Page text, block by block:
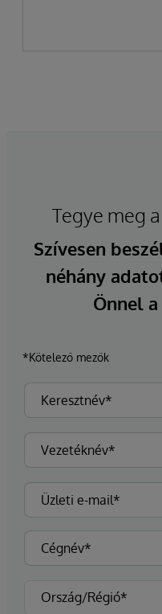
Tegye meg
Szívesen
néhány
Önnel
*Kötelező mezők